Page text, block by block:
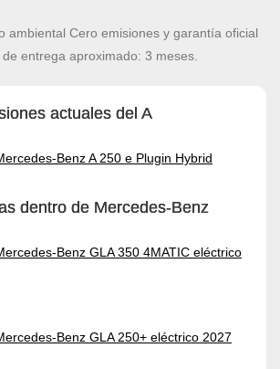
ambiental Cero emisiones y garantía oficial
entrega aproximado: 3 meses.
actuales del A
Benz A 250 e Plugin Hybrid
dentro de Mercedes-Benz
Benz GLA 350 4MATIC eléctrico
Benz GLA 250+ eléctrico 2027